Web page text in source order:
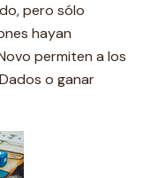
pero sólo
hayan
permiten a los
o ganar